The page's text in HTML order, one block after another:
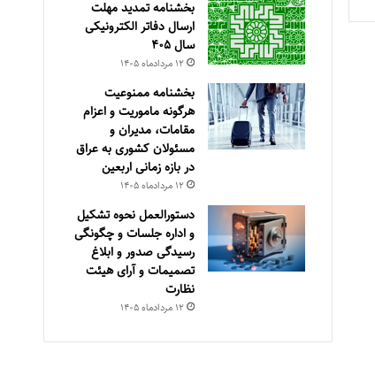
بخشنامه تمدید مهلت
ارسال دفاتر الکترونیکی
سال ۴۰۵
۱۲ مرداد‌ماه ۱۴۰۵
بخشنامه ممنوعیت
هرگونه ماموریت و اعزام
مقامات، مدیران و
مسئولان کشوری به عراق
در بازه زمانی اربعین
۱۲ مرداد‌ماه ۱۴۰۵
دستورالعمل نحوه تشکیل
و اداره جلسات و چگونگی
رسیدگی صدور و ‏ابلاغ
تصمیمات و‎ ‎آرای هیئت
نظارت
۱۲ مرداد‌ماه ۱۴۰۵